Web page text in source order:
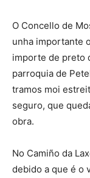
O Concello de
unha importante
importe de preto
parroquia de
tramos moi
seguro, que
obra.
No Camiño da
debido a que é o